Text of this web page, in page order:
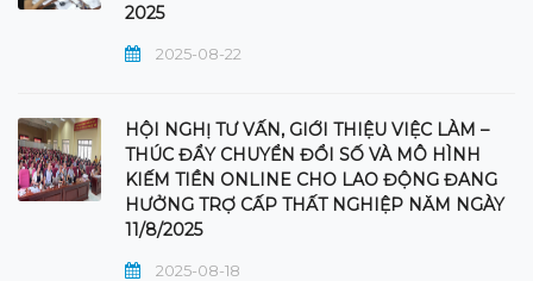
2025
2025-08-22
HỘI NGHỊ TƯ VẤN, GIỚI THIỆU VIỆC LÀM –
THÚC ĐẨY CHUYỂN ĐỔI SỐ VÀ MÔ HÌNH
KIẾM TIỀN ONLINE CHO LAO ĐỘNG ĐANG
HƯỞNG TRỢ CẤP THẤT NGHIỆP NĂM NGÀY
11/8/2025
2025-08-18